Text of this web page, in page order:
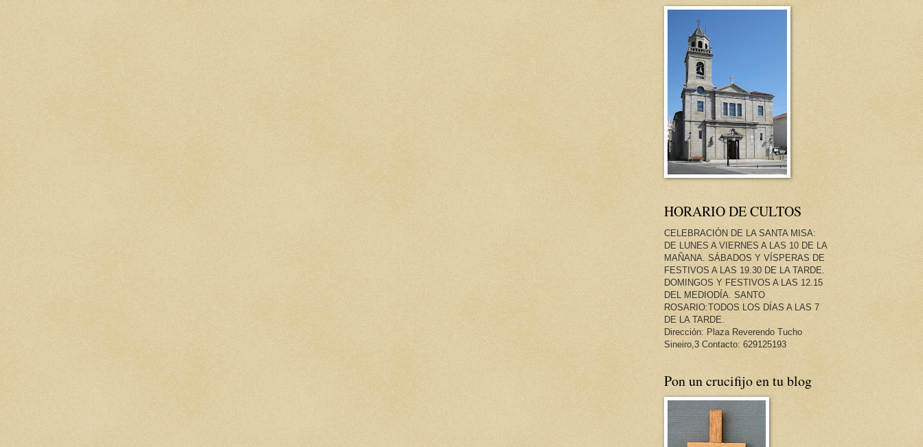
HORARIO DE CULTOS
CELEBRACIÓN DE LA SANTA MISA:
DE LUNES A VIERNES A LAS 10 DE LA
MAÑANA. SÁBADOS Y VÍSPERAS DE
FESTIVOS A LAS 19.30 DE LA TARDE.
DOMINGOS Y FESTIVOS A LAS 12.15
DEL MEDIODÍA. SANTO
ROSARIO:TODOS LOS DÍAS A LAS 7
DE LA TARDE.
Dirección: Plaza Reverendo Tucho
Sineiro,3 Contacto: 629125193
Pon un crucifijo en tu blog